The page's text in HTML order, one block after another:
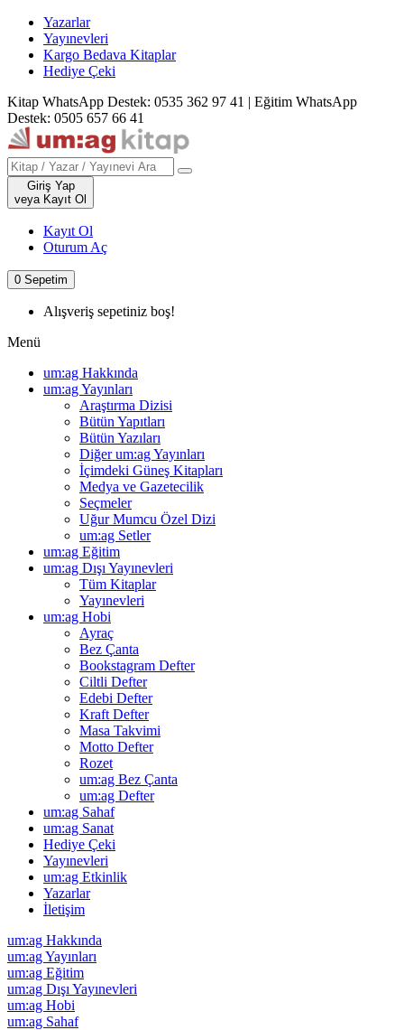
Yazarlar
Yayınevleri
Kargo Bedava Kitaplar
Hediye Çeki
Kitap WhatsApp Destek: 0535 362 97 41 | Eğitim WhatsApp
Destek: 0505 657 66 41
Giriş Yap
veya Kayıt Ol
Kayıt Ol
Oturum Aç
0 Sepetim
Alışveriş sepetiniz boş!
Menü
um:ag Hakkında
um:ag Yayınları
Araştırma Dizisi
Bütün Yapıtları
Bütün Yazıları
Diğer um:ag Yayınları
İçimdeki Güneş Kitapları
Medya ve Gazetecilik
Seçmeler
Uğur Mumcu Özel Dizi
um:ag Setler
um:ag Eğitim
um:ag Dışı Yayınevleri
Tüm Kitaplar
Yayınevleri
um:ag Hobi
Ayraç
Bez Çanta
Bookstagram Defter
Ciltli Defter
Edebi Defter
Kraft Defter
Masa Takvimi
Motto Defter
Rozet
um:ag Bez Çanta
um:ag Defter
um:ag Sahaf
um:ag Sanat
Hediye Çeki
Yayınevleri
um:ag Etkinlik
Yazarlar
İletişim
um:ag Hakkında
um:ag Yayınları
um:ag Eğitim
um:ag Dışı Yayınevleri
um:ag Hobi
um:ag Sahaf